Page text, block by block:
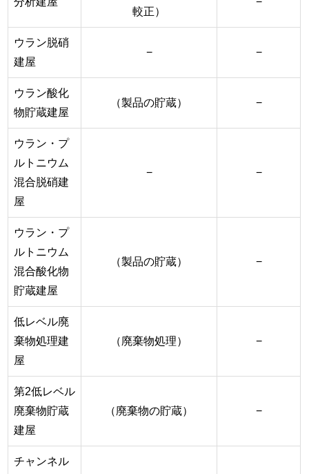
較正）
ウラン脱硝
建屋
− −
ウラン酸化
物貯蔵建屋
（製品の貯蔵） −
ウラン・プ
ルトニウム
混合脱硝建
屋
− −
ウラン・プ
ルトニウム
混合酸化物
貯蔵建屋
（製品の貯蔵） −
低レベル廃
棄物処理建
屋
（廃棄物処理） −
第2低レベル
廃棄物貯蔵
建屋
（廃棄物の貯蔵） −
チャンネル